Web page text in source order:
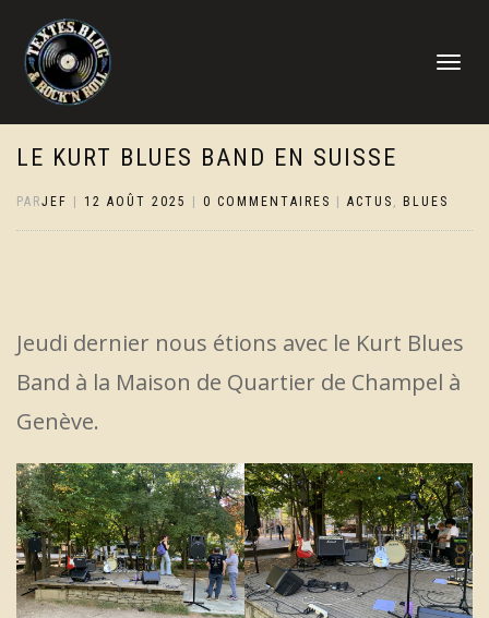
DÉPLIER
LE KURT BLUES BAND EN SUISSE
PARJEF 12 AOÛT 2025 0 COMMENTAIRES ACTUS , BLUES
Jeudi dernier nous étions avec le Kurt Blues
Band à la Maison de Quartier de Champel à
Genève.